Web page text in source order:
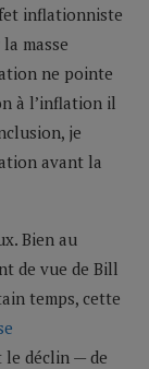
inflationniste
masse
ne pointe
à l’inflation il
je
avant la
Bien au
de vue de Bill
temps, cette
le déclin — de